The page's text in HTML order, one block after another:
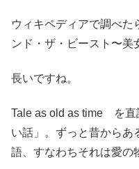
ウィキペディアで調べた
ンド・ザ・ビースト〜美
長いですね。
Tale as old as time を直
い話」。ずっと昔からあ
語、すなわちそれは愛の